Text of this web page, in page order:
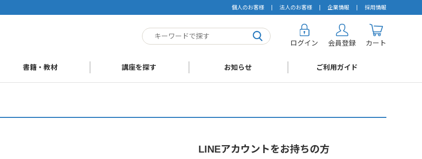
個人のお客様 法人のお客様 企業情報 採用情報
ログイン 会員登録 カート
書籍・教材 講座を探す お知らせ ご利用ガイド
LINEアカウントをお持ちの方